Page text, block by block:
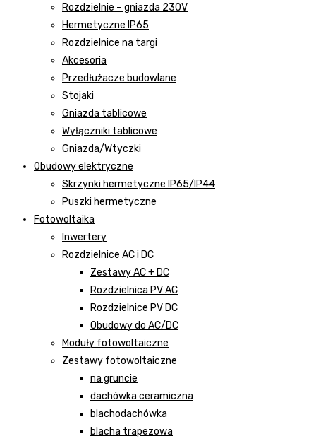
Rozdzielnie – gniazda 230V
Hermetyczne IP65
Rozdzielnice na targi
Akcesoria
Przedłużacze budowlane
Stojaki
Gniazda tablicowe
Wyłączniki tablicowe
Gniazda/Wtyczki
Obudowy elektryczne
Skrzynki hermetyczne IP65/IP44
Puszki hermetyczne
Fotowoltaika
Inwertery
Rozdzielnice AC i DC
Zestawy AC + DC
Rozdzielnica PV AC
Rozdzielnice PV DC
Obudowy do AC/DC
Moduły fotowoltaiczne
Zestawy fotowoltaiczne
na gruncie
dachówka ceramiczna
blachodachówka
blacha trapezowa